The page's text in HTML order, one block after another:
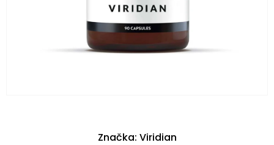
Značka: Viridian